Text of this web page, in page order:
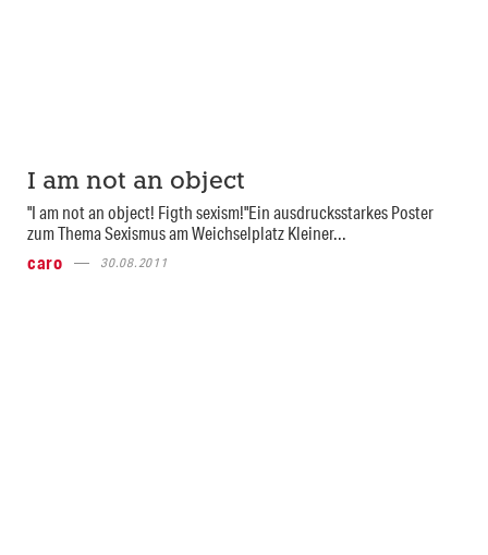
I am not an object
"I am not an object! Figth sexism!"Ein ausdrucksstarkes Poster
zum Thema Sexismus am Weichselplatz Kleiner...
caro
30.08.2011